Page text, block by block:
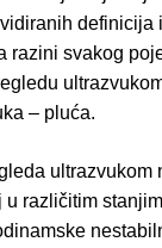
definicija
razini svakog
– pluća.
ultrazvukom
različitim